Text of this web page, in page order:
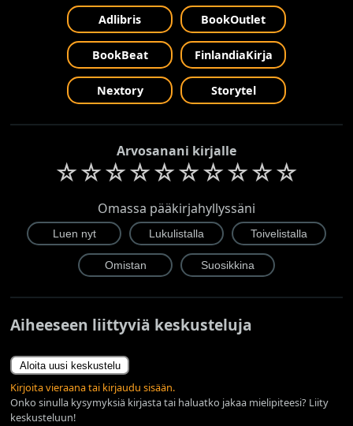
Adlibris BookOutlet
BookBeat FinlandiaKirja
Nextory Storytel
Arvosanani kirjalle
☆☆☆☆☆☆☆☆☆☆
Omassa pääkirjahyllyssäni
Aiheeseen liittyviä keskusteluja
Aloita uusi keskustelu
Kirjoita vieraana tai kirjaudu sisään.
Onko sinulla kysymyksiä kirjasta tai haluatko jakaa mielipiteesi? Liity
keskusteluun!